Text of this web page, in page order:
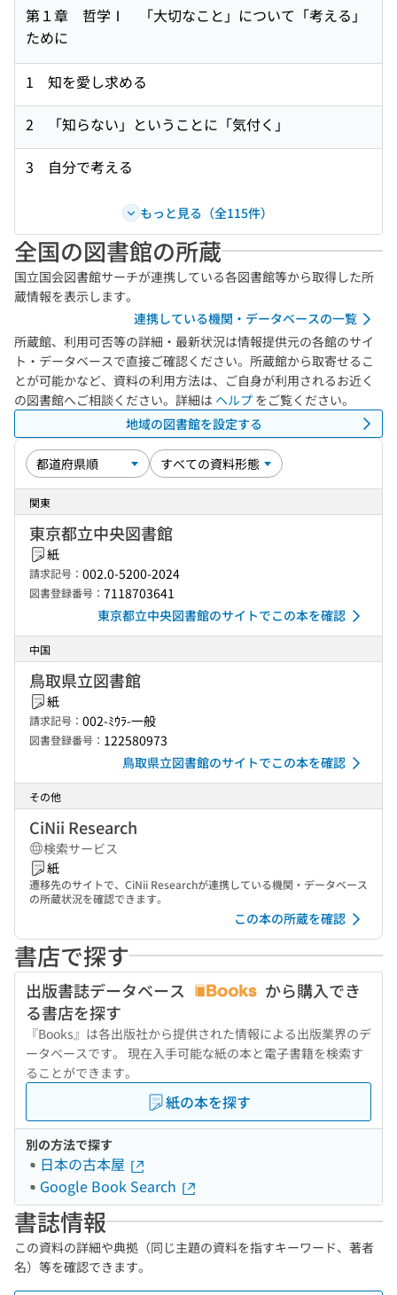
第１章 哲学Ⅰ 「大切なこと」について「考える」
ために
1 知を愛し求める
2 「知らない」ということに「気付く」
3 自分で考える
もっと見る（全115件）
全国の図書館の所蔵
国立国会図書館サーチが連携している各図書館等から取得した所
蔵情報を表示します。
連携している機関・データベースの一覧
所蔵館、利用可否等の詳細・最新状況は情報提供元の各館のサイ
ト・データベースで直接ご確認ください。所蔵館から取寄せるこ
とが可能かなど、資料の利用方法は、ご自身が利用されるお近く
の図書館へご相談ください。詳細は ヘルプ をご覧ください。
地域の図書館を設定する
関東
東京都立中央図書館
紙
請求記号： 002.0-5200-2024
図書登録番号： 7118703641
東京都立中央図書館のサイトでこの本を確認
中国
鳥取県立図書館
紙
請求記号： 002-ﾐｳﾗ-一般
図書登録番号： 122580973
鳥取県立図書館のサイトでこの本を確認
その他
CiNii Research
検索サービス
紙
遷移先のサイトで、CiNii Researchが連携している機関・データベース
の所蔵状況を確認できます。
この本の所蔵を確認
書店で探す
出版書誌データベース
から購入でき
る書店を探す
『Books』は各出版社から提供された情報による出版業界のデ
ータベースです。 現在入手可能な紙の本と電子書籍を検索す
ることができます。
紙の本を探す
別の方法で探す
日本の古本屋
Google Book Search
書誌情報
この資料の詳細や典拠（同じ主題の資料を指すキーワード、著者
名）等を確認できます。